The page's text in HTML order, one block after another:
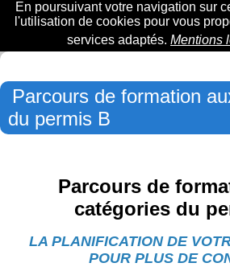
En poursuivant votre navigation sur
l'utilisation de cookies pour vous
services adaptés. Mentions
Parcours de formation
du permis B
Parcours de
catégories du
LA PLANIFICATION DE VO
POUR PLUS DE